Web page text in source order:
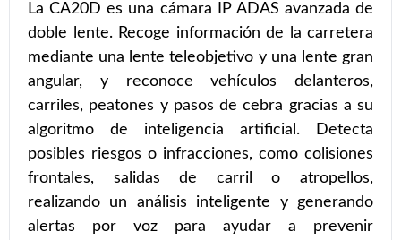
La CA20D es una cámara IP ADAS avanzada de
doble lente. Recoge información de la carretera
mediante una lente teleobjetivo y una lente gran
angular, y reconoce vehículos delanteros,
carriles, peatones y pasos de cebra gracias a su
algoritmo de inteligencia artificial. Detecta
posibles riesgos o infracciones, como colisiones
frontales, salidas de carril o atropellos,
realizando un análisis inteligente y generando
alertas por voz para ayudar a prevenir